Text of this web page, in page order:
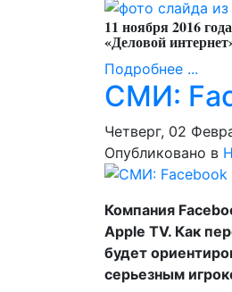
11 ноября 2016
«Деловой
Подробнее ...
СМИ:
Четверг, 02
Опубликовано в
Компания
Apple TV. Как
будет
серьезным